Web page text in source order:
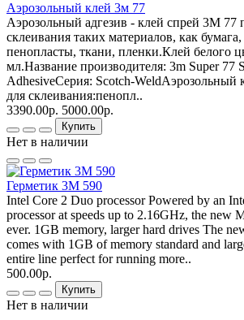
Аэрозольный клей 3м 77
Аэрозольный адгезив - клей спрей 3М 77
склеивания таких материалов, как
пенопласты, ткани, пленки.Клей белого
мл.Название производителя: 3m Super 77
AdhesiveСерия: Scotch-WeldАэрозольный
для склеивания:пенопл..
3390.00р. 5000.00р.
Купить
Нет в наличии
Герметик 3М 590
Intel Core 2 Duo processor Powered by an
processor at speeds up to 2.16GHz, the new
ever. 1GB memory, larger hard drives The
comes with 1GB of memory standard and
entire line perfect for running more..
500.00р.
Купить
Нет в наличии